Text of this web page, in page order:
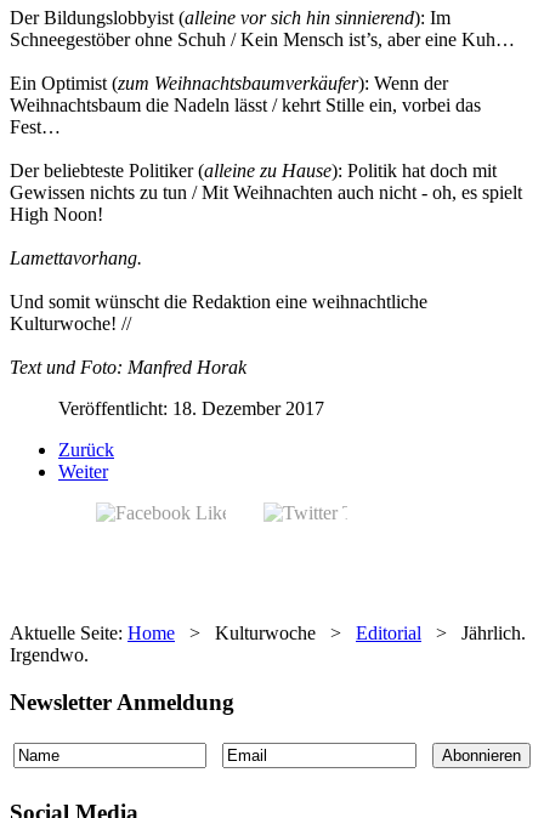
Der Bildungslobbyist (alleine vor sich hin sinnierend): Im
Schneegestöber ohne Schuh / Kein Mensch ist’s, aber eine Kuh…
Ein Optimist (zum Weihnachtsbaumverkäufer): Wenn der
Weihnachtsbaum die Nadeln lässt / kehrt Stille ein, vorbei das
Fest…
Der beliebteste Politiker (alleine zu Hause): Politik hat doch mit
Gewissen nichts zu tun / Mit Weihnachten auch nicht - oh, es spielt
High Noon!
Lamettavorhang.
Und somit wünscht die Redaktion eine weihnachtliche
Kulturwoche! //
Text und Foto: Manfred Horak
Veröffentlicht: 18. Dezember 2017
Zurück
Weiter
Aktuelle Seite: Home > Kulturwoche > Editorial > Jährlich.
Irgendwo.
Newsletter Anmeldung
Social Media